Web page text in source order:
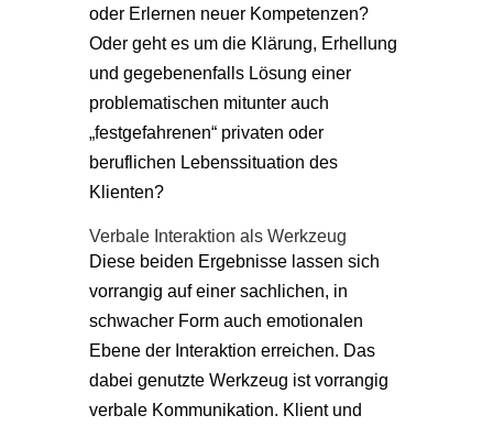
oder Erlernen neuer Kompetenzen?
Oder geht es um die Klärung, Erhellung
und gegebenenfalls Lösung einer
problematischen mitunter auch
„festgefahrenen“ privaten oder
beruflichen Lebenssituation des
Klienten?
Verbale Interaktion als Werkzeug
Diese beiden Ergebnisse lassen sich
vorrangig auf einer sachlichen, in
schwacher Form auch emotionalen
Ebene der Interaktion erreichen. Das
dabei genutzte Werkzeug ist vorrangig
verbale Kommunikation. Klient und